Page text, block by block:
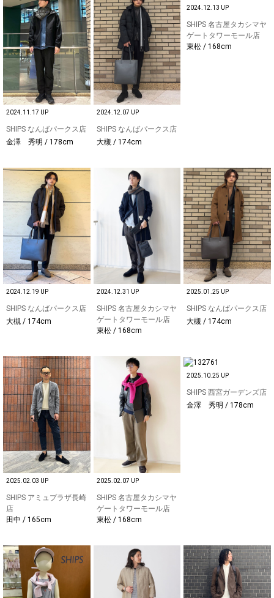
2024.11.17 UP
SHIPS なんばパークス店
金澤 秀明 / 178cm
2024.12.07 UP
SHIPS なんばパークス店
大槻 / 174cm
2024.12.13 UP
SHIPS 名古屋タカシマヤ
ゲートタワーモール店
東松 / 168cm
2024.12.19 UP
SHIPS なんばパークス店
大槻 / 174cm
2024.12.31 UP
SHIPS 名古屋タカシマヤ
ゲートタワーモール店
東松 / 168cm
2025.01.25 UP
SHIPS なんばパークス店
大槻 / 174cm
2025.02.03 UP
SHIPS アミュプラザ長崎
店
田中 / 165cm
2025.02.07 UP
SHIPS 名古屋タカシマヤ
ゲートタワーモール店
東松 / 168cm
2025.10.25 UP
SHIPS 西宮ガーデンズ店
金澤 秀明 / 178cm